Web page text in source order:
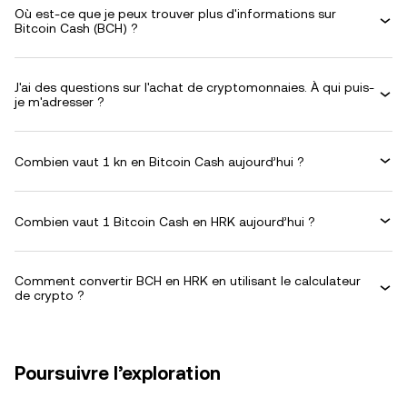
Où est-ce que je peux trouver plus d'informations sur
Bitcoin Cash (BCH) ?
J'ai des questions sur l'achat de cryptomonnaies. À qui puis-
je m'adresser ?
Combien vaut 1 kn en Bitcoin Cash aujourd’hui ?
Combien vaut 1 Bitcoin Cash en HRK aujourd’hui ?
Comment convertir BCH en HRK en utilisant le calculateur
de crypto ?
Poursuivre l’exploration